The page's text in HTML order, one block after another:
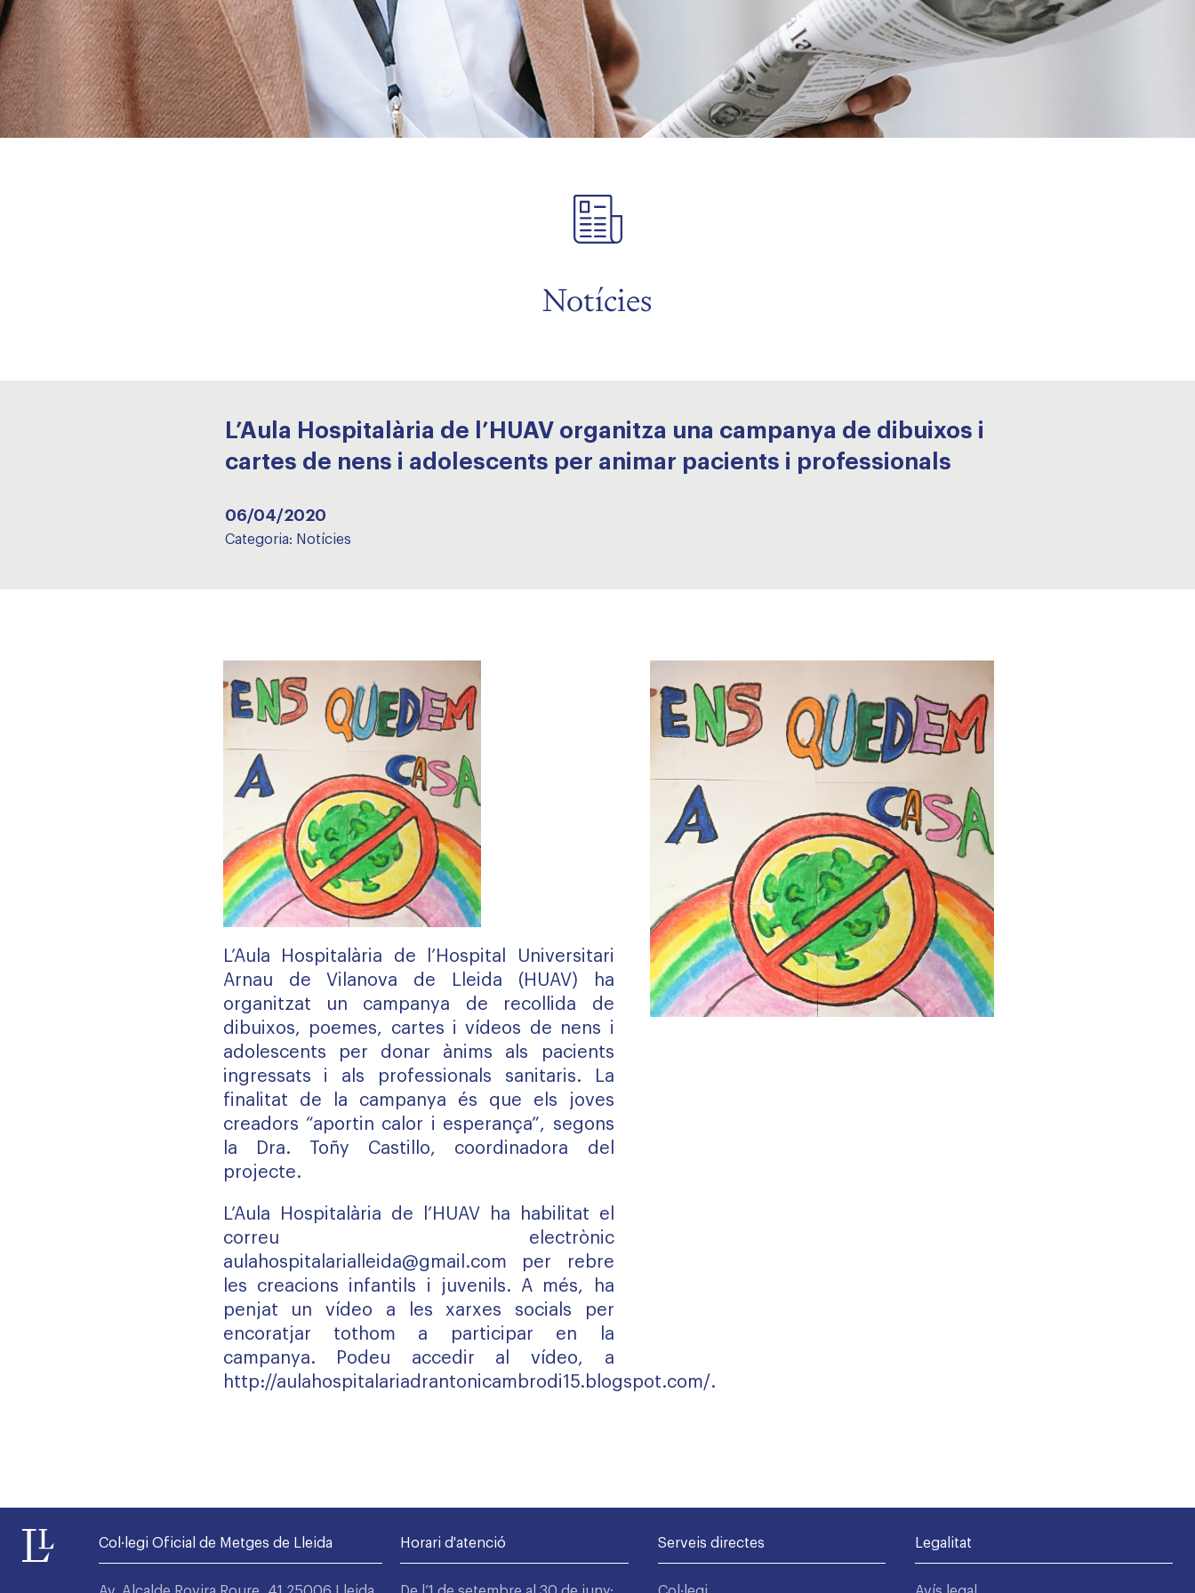
Notícies
L’Aula Hospitalària de l’HUAV organitza una campanya de dibuixos i
cartes de nens i adolescents per animar pacients i professionals
06/04/2020
Categoria: Notícies
L’Aula Hospitalària de l’Hospital Universitari
Arnau de Vilanova de Lleida (HUAV) ha
organitzat un campanya de recollida de
dibuixos, poemes, cartes i vídeos de nens i
adolescents per donar ànims als pacients
ingressats i als professionals sanitaris. La
finalitat de la campanya és que els joves
creadors “aportin calor i esperança”, segons
la Dra. Toñy Castillo, coordinadora del
projecte.
L’Aula Hospitalària de l’HUAV ha habilitat el
correu electrònic
aulahospitalarialleida@gmail.com per rebre
les creacions infantils i juvenils. A més, ha
penjat un vídeo a les xarxes socials per
encoratjar tothom a participar en la
campanya. Podeu accedir al vídeo, a
http://aulahospitalariadrantonicambrodi15.blogspot.com/.
Col·legi Oficial de Metges de Lleida Horari d'atenció Serveis directes Legalitat